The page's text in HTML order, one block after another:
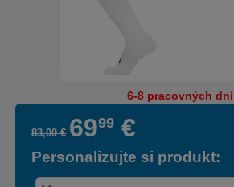
6-8 pracovných dní
83,00€ 6999 €
Personalizujte si produkt: